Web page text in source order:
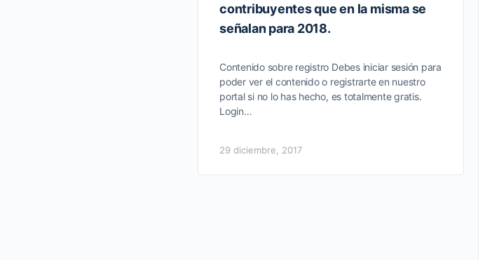
contribuyentes que en la misma se
señalan para 2018.
Contenido sobre registro Debes iniciar sesión para
poder ver el contenido o registrarte en nuestro
portal si no lo has hecho, es totalmente gratis.
Login…
29 diciembre, 2017